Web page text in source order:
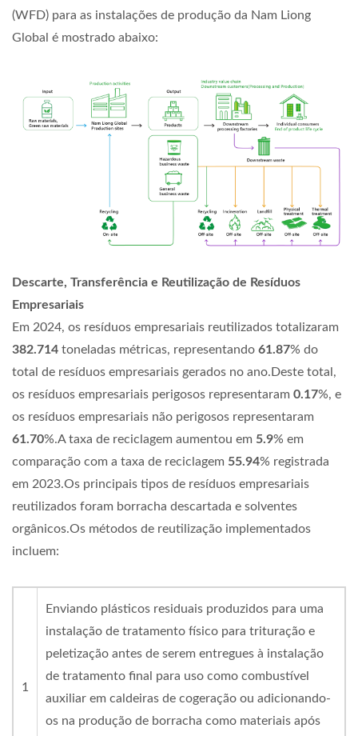
(WFD) para as instalações de produção da Nam Liong
Global é mostrado abaixo:
Descarte, Transferência e Reutilização de Resíduos
Empresariais
Em 2024, os resíduos empresariais reutilizados totalizaram
382.714 toneladas métricas, representando 61.87% do
total de resíduos empresariais gerados no ano.Deste total,
os resíduos empresariais perigosos representaram 0.17%, e
os resíduos empresariais não perigosos representaram
61.70%.A taxa de reciclagem aumentou em 5.9% em
comparação com a taxa de reciclagem 55.94% registrada
em 2023.Os principais tipos de resíduos empresariais
reutilizados foram borracha descartada e solventes
orgânicos.Os métodos de reutilização implementados
incluem:
1
Enviando plásticos residuais produzidos para uma
instalação de tratamento físico para trituração e
peletização antes de serem entregues à instalação
de tratamento final para uso como combustível
auxiliar em caldeiras de cogeração ou adicionando-
os na produção de borracha como materiais após